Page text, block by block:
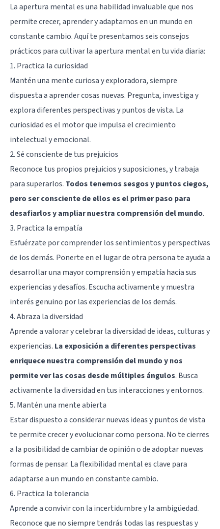
La apertura mental es una habilidad invaluable que nos
permite crecer, aprender y adaptarnos en un mundo en
constante cambio. Aquí te presentamos seis consejos
prácticos para cultivar la apertura mental en tu vida diaria:
1. Practica la curiosidad
Mantén una mente curiosa y exploradora, siempre
dispuesta a aprender cosas nuevas. Pregunta, investiga y
explora diferentes perspectivas y puntos de vista. La
curiosidad es el motor que impulsa el crecimiento
intelectual y emocional.
2. Sé consciente de tus prejuicios
Reconoce tus propios prejuicios y suposiciones, y trabaja
para superarlos. Todos tenemos sesgos y puntos ciegos,
pero ser consciente de ellos es el primer paso para
desafiarlos y ampliar nuestra comprensión del mundo.
3. Practica la empatía
Esfuérzate por comprender los sentimientos y perspectivas
de los demás. Ponerte en el lugar de otra persona te ayuda a
desarrollar una mayor comprensión y empatía hacia sus
experiencias y desafíos. Escucha activamente y muestra
interés genuino por las experiencias de los demás.
4. Abraza la diversidad
Aprende a valorar y celebrar la diversidad de ideas, culturas y
experiencias. La exposición a diferentes perspectivas
enriquece nuestra comprensión del mundo y nos
permite ver las cosas desde múltiples ángulos. Busca
activamente la diversidad en tus interacciones y entornos.
5. Mantén una mente abierta
Estar dispuesto a considerar nuevas ideas y puntos de vista
te permite crecer y evolucionar como persona. No te cierres
a la posibilidad de cambiar de opinión o de adoptar nuevas
formas de pensar. La flexibilidad mental es clave para
adaptarse a un mundo en constante cambio.
6. Practica la tolerancia
Aprende a convivir con la incertidumbre y la ambigüedad.
Reconoce que no siempre tendrás todas las respuestas y